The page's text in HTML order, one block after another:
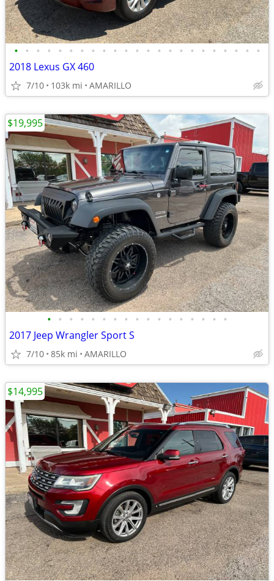
• • • • • • • • • • • • • • • • • • • • • • •
2018 Lexus GX 460
7/10 103k mi AMARILLO
• • • • • • • • • • • • • • • • •
2017 Jeep Wrangler Sport S
7/10 85k mi AMARILLO
$19,995
$14,995